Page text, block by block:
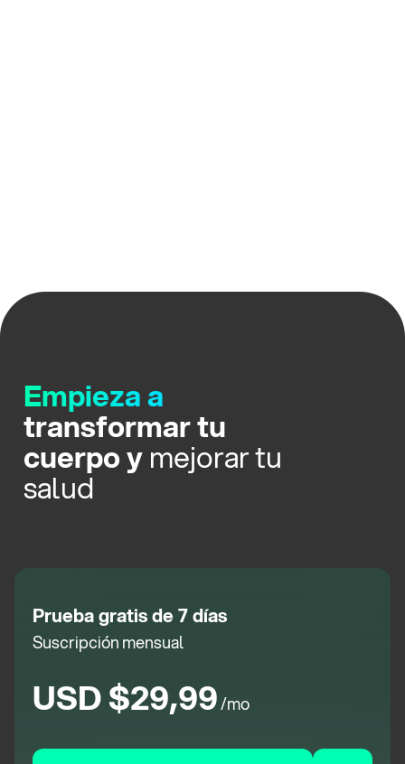
Empieza a
transformar tu
cuerpo ymejorar tu
salud
Prueba gratis de 7 días
Suscripción mensual
USD $29,99/mo